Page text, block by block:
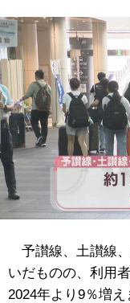
予讃線、土讃線
いだものの、利用
2024年より9％増え